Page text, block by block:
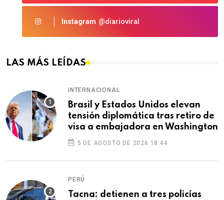
Instagram @diarioviral
LAS MÁS LEÍDAS
INTERNACIONAL
Brasil y Estados Unidos elevan
tensión diplomática tras retiro de
visa a embajadora en Washington
5 DE AGOSTO DE 2026 18:44
PERÚ
Tacna: detienen a tres policías